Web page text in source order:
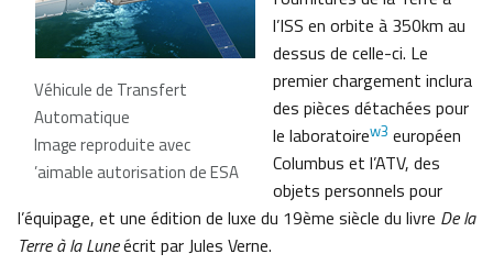
Véhicule de Transfert
Automatique
Image reproduite avec
’aimable autorisation de ESA
l’ISS en orbite à 350km au
dessus de celle-ci. Le
premier chargement inclura
des pièces détachées pour
le laboratoirew3 européen
Columbus et l’ATV, des
objets personnels pour
l’équipage, et une édition de luxe du 19ème siècle du livre De la
Terre à la Luneécrit par Jules Verne.